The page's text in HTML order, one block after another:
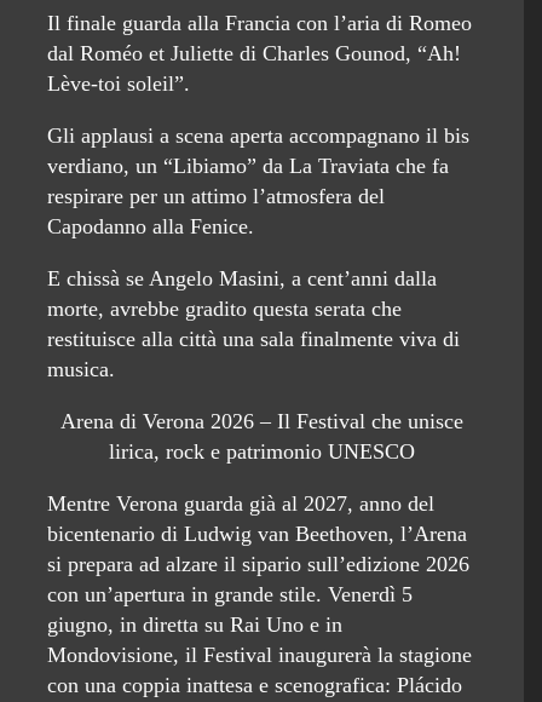
Il finale guarda alla Francia con l’aria di Romeo
dal Roméo et Juliette di Charles Gounod, “Ah!
Lève‑toi soleil”.
Gli applausi a scena aperta accompagnano il bis
verdiano, un “Libiamo” da La Traviata che fa
respirare per un attimo l’atmosfera del
Capodanno alla Fenice.
E chissà se Angelo Masini, a cent’anni dalla
morte, avrebbe gradito questa serata che
restituisce alla città una sala finalmente viva di
musica.
Arena di Verona 2026 – Il Festival che unisce
lirica, rock e patrimonio UNESCO
Mentre Verona guarda già al 2027, anno del
bicentenario di Ludwig van Beethoven, l’Arena
si prepara ad alzare il sipario sull’edizione 2026
con un’apertura in grande stile. Venerdì 5
giugno, in diretta su Rai Uno e in
Mondovisione, il Festival inaugurerà la stagione
con una coppia inattesa e scenografica: Plácido